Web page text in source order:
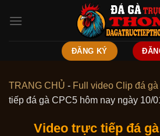
ĐĂNG KÝ
TRANG CHỦ - Full video Clip đá gà
tiếp đá gà CPC5 hôm nay ngày 10/
Video trực tiếp đá